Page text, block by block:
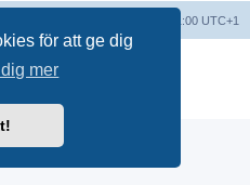
för att ge dig
dig mer
Alla tidsangivelser är UTC+01:00 UTC+1
Sweden